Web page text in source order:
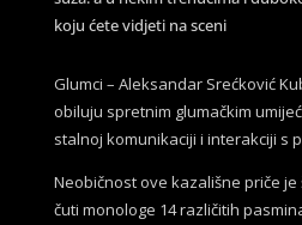
koju ćete vidjeti na sceni
Glumci – Aleksandar Srećković
obiluju spretnim glumačkim
stalnoj komunikaciji i interakciji s
Neobičnost ove kazališne priče
čuti monologe 14 različitih